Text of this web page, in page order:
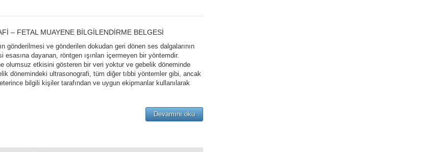
– FETAL MUAYENE BİLGİLENDİRME BELGESİ
gönderilmesi ve gönderilen dokudan geri dönen ses dalgalarının
esasına dayanan, röntgen ışınları içermeyen bir yöntemdir.
olumsuz etkisini gösteren bir veri yoktur ve gebelik döneminde
dönemindeki ultrasonografi, tüm diğer tıbbi yöntemler gibi, ancak
bilgili kişiler tarafından ve uygun ekipmanlar kullanılarak
Devamını oku